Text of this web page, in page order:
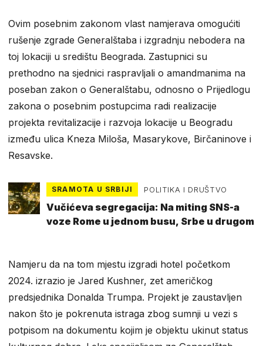
Ovim posebnim zakonom vlast namjerava omogućiti
rušenje zgrade Generalštaba i izgradnju nebodera na
toj lokaciji u središtu Beograda. Zastupnici su
prethodno na sjednici raspravljali o amandmanima na
poseban zakon o Generalštabu, odnosno o Prijedlogu
zakona o posebnim postupcima radi realizacije
projekta revitalizacije i razvoja lokacije u Beogradu
između ulica Kneza Miloša, Masarykove, Birčaninove i
Resavske.
SRAMOTA U SRBIJI POLITIKA I DRUŠTVO
Vučićeva segregacija: Na miting SNS-a
voze Rome u jednom busu, Srbe u drugom
Namjeru da na tom mjestu izgradi hotel početkom
2024. izrazio je Jared Kushner, zet američkog
predsjednika Donalda Trumpa. Projekt je zaustavljen
nakon što je pokrenuta istraga zbog sumnji u vezi s
potpisom na dokumentu kojim je objektu ukinut status